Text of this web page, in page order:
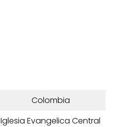
Colombia
Iglesia Evangelica Central